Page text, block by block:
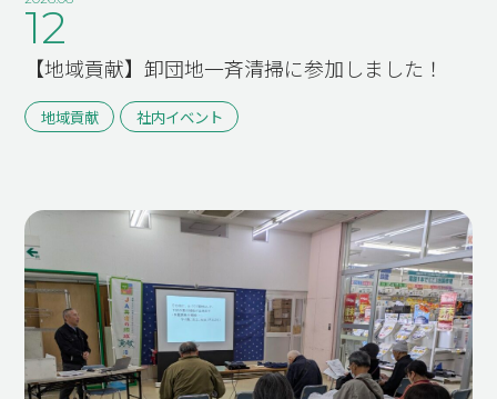
12
【地域貢献】卸団地一斉清掃に参加しました！
地域貢献 社内イベント